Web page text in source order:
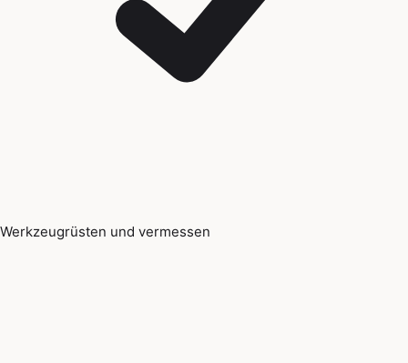
Werkzeugrüsten und vermessen